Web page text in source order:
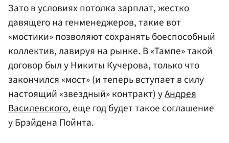
Зато в условиях потолка зарплат, жестко
давящего на генменеджеров, такие вот
«мостики» позволяют сохранять боеспособный
коллектив, лавируя на рынке. В «Тампе» такой
договор был у Никиты Кучерова, только что
закончился «мост» (и теперь вступает в силу
настоящий «звездный» контракт) уАндрея
Василевского, еще год будет такое соглашение
у Брэйдена Пойнта.